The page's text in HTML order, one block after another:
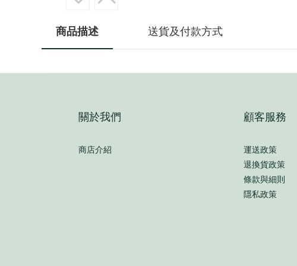
商品描述 送貨及付款方式
關於我們
商店介紹
顧客服務
運送政策
退換貨政策
條款與細則
隱私政策